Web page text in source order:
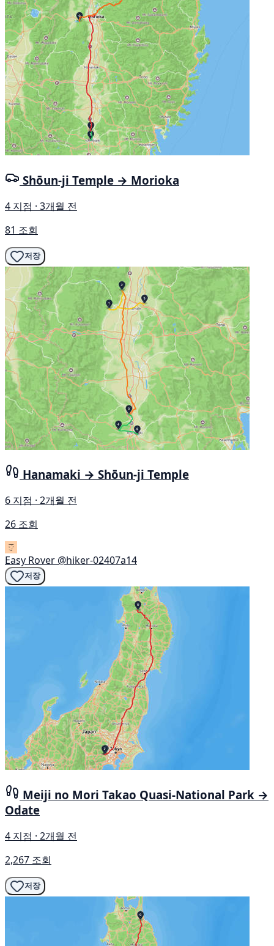
Shōun-ji Temple → Morioka
4 지점 · 3개월 전
81 조회
저장
Hanamaki → Shōun-ji Temple
6 지점 · 2개월 전
26 조회
Easy Rover @hiker-02407a14
저장
Meiji no Mori Takao Quasi-National Park →
Odate
4 지점 · 2개월 전
2,267 조회
저장